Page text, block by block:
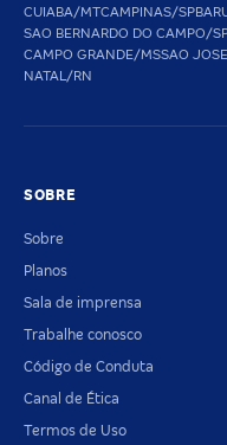
CUIABA/MTCAMPINAS/SP
SAO BERNARDO DO CAMPO/
CAMPO GRANDE/MSSAO
NATAL/RN
SOBRE
Sobre
Planos
Sala de imprensa
Trabalhe conosco
Código de Conduta
Canal de Ética
Termos de Uso